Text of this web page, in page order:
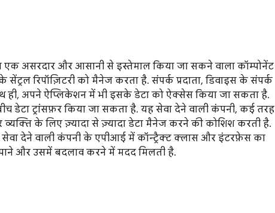
एक असरदार और आसानी से इस्तेमाल किया जा सकने वाला कॉम्पोनेंट
रिपॉज़िटरी को मैनेज करता है. संपर्क प्रदाता, डिवाइस के संपर्क
ही, अपने ऐप्लिकेशन में भी इसके डेटा को ऐक्सेस किया जा सकता है.
ट्रांसफ़र किया जा सकता है. यह सेवा देने वाली कंपनी, कई तरह
व्यक्ति के लिए ज़्यादा से ज़्यादा डेटा मैनेज करने की कोशिश करती है.
देने वाली कंपनी के एपीआई में कॉन्ट्रैक्ट क्लास और इंटरफ़ेस का
और उसमें बदलाव करने में मदद मिलती है.